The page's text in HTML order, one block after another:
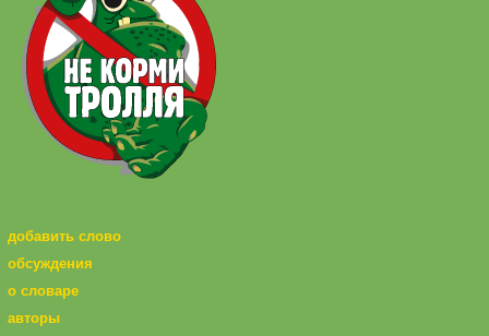
добавить слово
обсуждения
о словаре
авторы